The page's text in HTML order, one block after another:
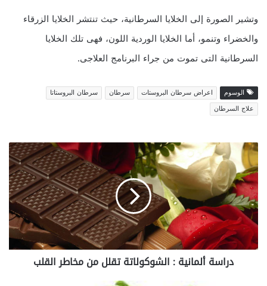
وتشير الصورة إلى الخلايا السرطانية، حيث تنتشر الخلايا الزرقاء
والخضراء وتنمو، أما الخلايا الوردية اللون، فهى تلك الخلايا
السرطانية التى تموت من جراء البرنامج العلاجى.
الوسوم اعراض سرطان البروستات سرطان
سرطان البروستاتا
علاج السرطان
د
ر
ا
س
ة
أ
ل
م
ا
دراسة ألمانية : الشوكولاتة تقلل من مخاطر القلب